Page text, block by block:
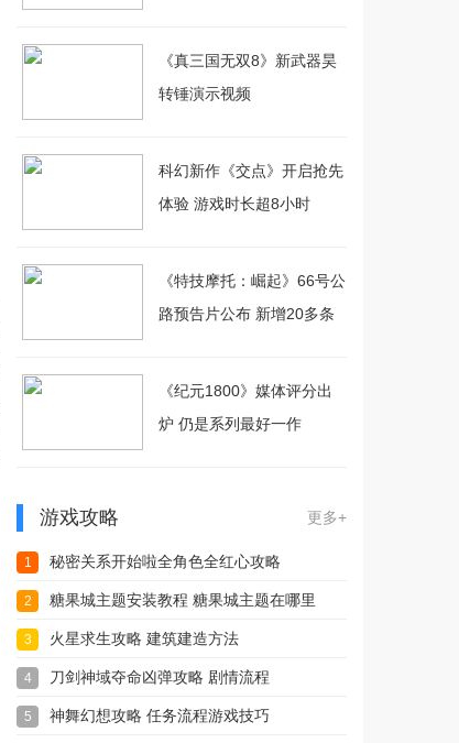
《真三国无双8》新武器昊
转锤演示视频
科幻新作《交点》开启抢先
体验 游戏时长超8小时
《特技摩托：崛起》66号公
路预告片公布 新增20多条
《纪元1800》媒体评分出
炉 仍是系列最好一作
游戏攻略 更多+
1 秘密关系开始啦全角色全红心攻略
2 糖果城主题安装教程 糖果城主题在哪里
可以下载
3 火星求生攻略 建筑建造方法
4 刀剑神域夺命凶弹攻略 剧情流程
5 神舞幻想攻略 任务流程游戏技巧